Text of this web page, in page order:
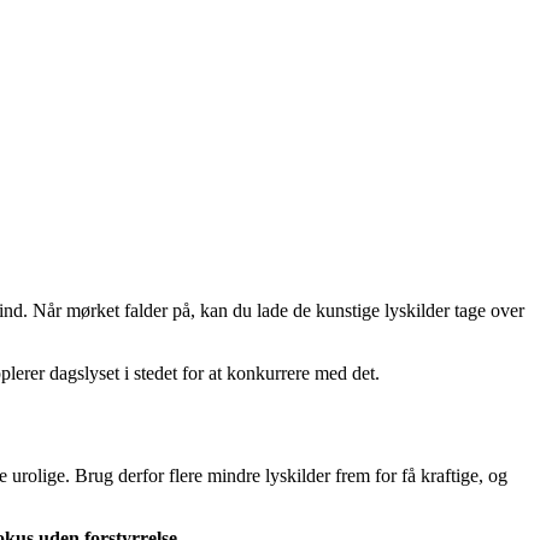
Når mørket falder på, kan du lade de kunstige lyskilder tage over
dagslyset i stedet for at konkurrere med det.
urolige. Brug derfor flere mindre lyskilder frem for få kraftige, og